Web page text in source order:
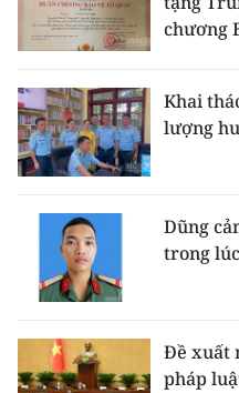
chương
Khai
lượng
Dũng
trong
Đề xuất
pháp